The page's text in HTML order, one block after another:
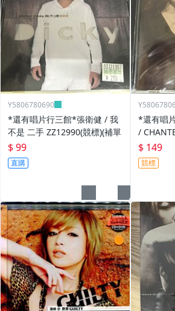
Y5806780690
*還有唱片行三館*張衛健 / 我
不是 二手 ZZ12990(競標)(補單
$ 99
直購
*還有唱
/
(競標)
$ 149
競標